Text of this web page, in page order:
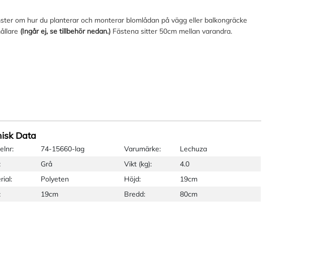
om hur du planterar och monterar blomlådan på vägg eller balkongräcke
(Ingår ej, se tillbehör nedan.) Fästena sitter 50cm mellan varandra.
Data
74-15660-lag Varumärke:
Lechuza
Grå Vikt (kg):
4.0
Polyeten Höjd:
19cm
19cm Bredd: 80cm